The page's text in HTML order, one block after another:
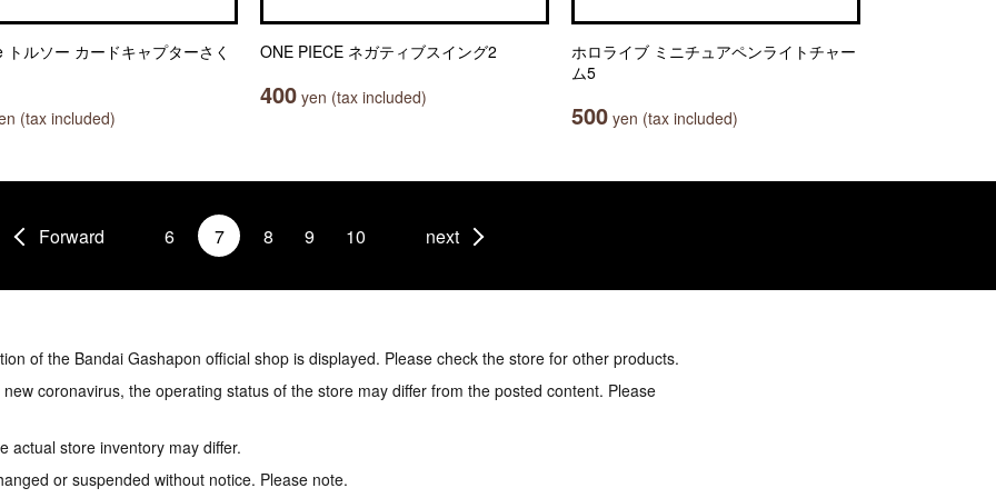
トルソー カードキャプターさく
(tax included)
ONE PIECE ネガティブスイング2
400 yen (tax included)
ホロライブ ミニチュアペンライトチャー
ム5
500 yen (tax included)
Forward 6 7 8 9 10 next
of the Bandai Gashapon official shop is displayed. Please check the store for other products.
coronavirus, the operating status of the store may differ from the posted content. Please
actual store inventory may differ.
or suspended without notice. Please note.